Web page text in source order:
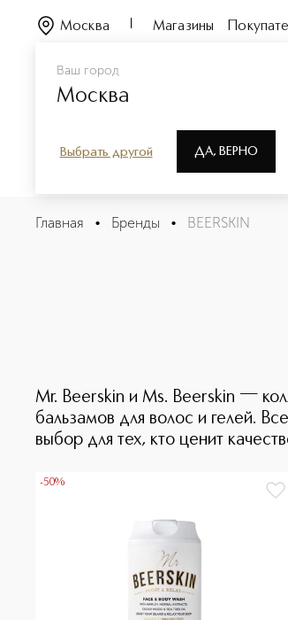
Ваш город
Москва
Выбрать другой ДА, ВЕРНО
Москва Магазины
Парфюмерия
BEERSKIN
Главная • Бренды • BEERSKIN
Mr. Beerskin и Ms. Beerskin ―
бальзамов для волос и гелей.
выбор для тех, кто ценит
-50%